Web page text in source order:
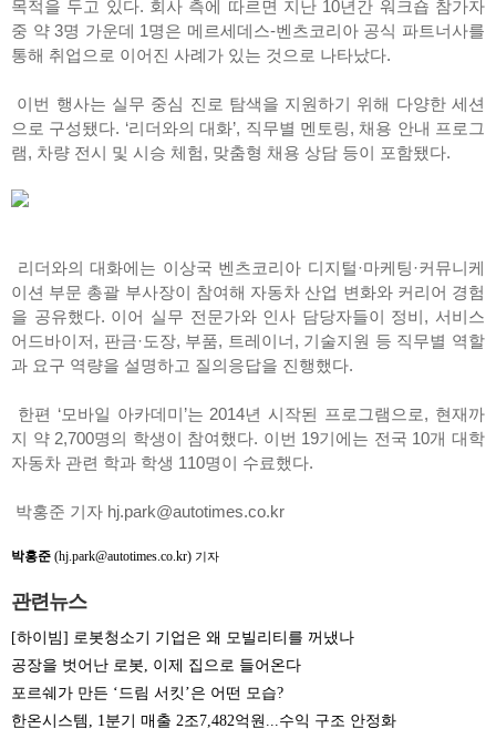
목적을 두고 있다. 회사 측에 따르면 지난 10년간 워크숍 참가자
중 약 3명 가운데 1명은 메르세데스-벤츠코리아 공식 파트너사를
통해 취업으로 이어진 사례가 있는 것으로 나타났다.
이번 행사는 실무 중심 진로 탐색을 지원하기 위해 다양한 세션
으로 구성됐다. ‘리더와의 대화’, 직무별 멘토링, 채용 안내 프로그
램, 차량 전시 및 시승 체험, 맞춤형 채용 상담 등이 포함됐다.
리더와의 대화에는 이상국 벤츠코리아 디지털·마케팅·커뮤니케
이션 부문 총괄 부사장이 참여해 자동차 산업 변화와 커리어 경험
을 공유했다. 이어 실무 전문가와 인사 담당자들이 정비, 서비스
어드바이저, 판금·도장, 부품, 트레이너, 기술지원 등 직무별 역할
과 요구 역량을 설명하고 질의응답을 진행했다.
한편 ‘모바일 아카데미’는 2014년 시작된 프로그램으로, 현재까
지 약 2,700명의 학생이 참여했다. 이번 19기에는 전국 10개 대학
자동차 관련 학과 학생 110명이 수료했다.
박홍준 기자 hj.park@autotimes.co.kr
박홍준 (hj.park@autotimes.co.kr) 기자
관련뉴스
[하이빔] 로봇청소기 기업은 왜 모빌리티를 꺼냈나
공장을 벗어난 로봇, 이제 집으로 들어온다
포르쉐가 만든 ‘드림 서킷’은 어떤 모습?
한온시스템, 1분기 매출 2조7,482억원...수익 구조 안정화